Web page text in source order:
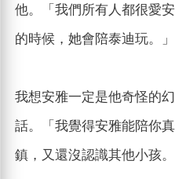
他。「我們所有人都很愛
的時候，她會陪泰迪玩。」
我想安雅一定是他奇怪的
話。「我覺得安雅能陪你
鎮，又還沒認識其他小孩。